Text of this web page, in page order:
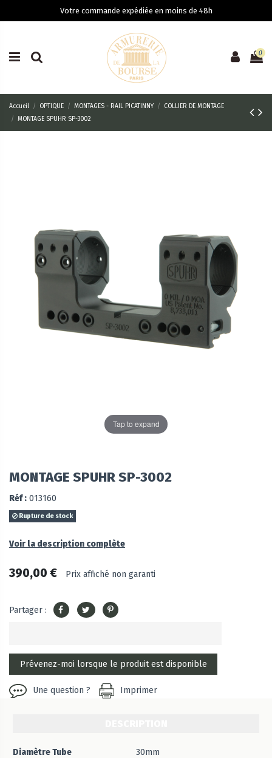
Votre commande expédiée en moins de 48h
0
Accueil OPTIQUE MONTAGES - RAIL PICATINNY
COLLIER DE MONTAGE
MONTAGE SPUHR SP-3002
Tap to expand
MONTAGE SPUHR SP-3002
Réf : 013160
Rupture de stock
Voir la description complète
390,00 € Prix affiché non garanti
Partager :
Une question ? Imprimer
Diamètre Tube 30mm